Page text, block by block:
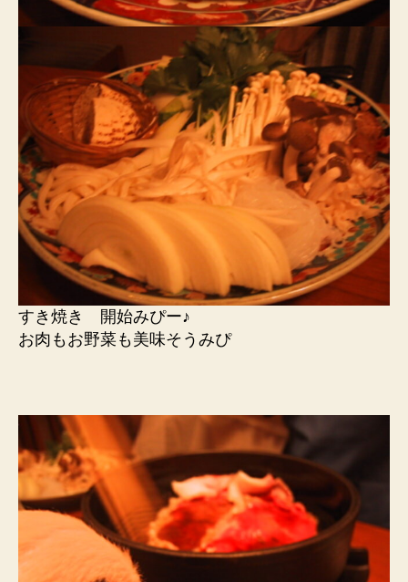
すき焼き 開始みぴー♪
お肉もお野菜も美味そうみぴ